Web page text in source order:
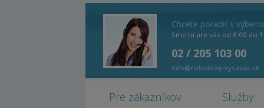
Chcete poradiť s
Sme tu pre vás od 8:00 do
02 / 205 103 00
info@roboticky-vysavac.sk
Pre zákazníkov Služby